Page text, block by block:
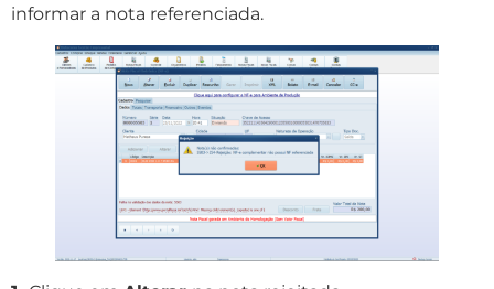
informar a nota referenciada.